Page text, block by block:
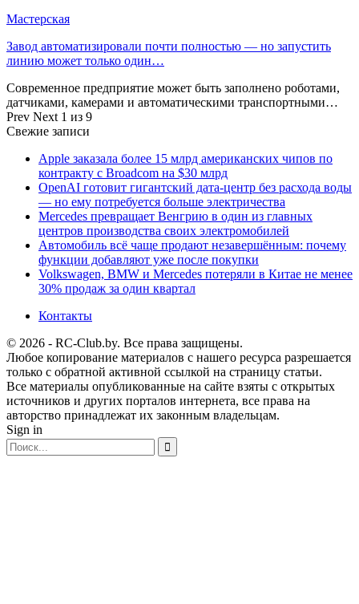
Мастерская
Завод автоматизировали почти полностью — но запустить
линию может только один…
Современное предприятие может быть заполнено роботами,
датчиками, камерами и автоматическими транспортными…
Prev Next 1 из 9
Свежие записи
Apple заказала более 15 млрд американских чипов по
контракту с Broadcom на $30 млрд
OpenAI готовит гигантский дата-центр без расхода воды
— но ему потребуется больше электричества
Mercedes превращает Венгрию в один из главных
центров производства своих электромобилей
Автомобиль всё чаще продают незавершённым: почему
функции добавляют уже после покупки
Volkswagen, BMW и Mercedes потеряли в Китае не менее
30% продаж за один квартал
Контакты
© 2026 - RC-Club.by. Все права защищены.
Любое копирование материалов с нашего ресурса разрешается
только с обратной активной ссылкой на страницу статьи.
Все материалы опубликованные на сайте взяты с открытых
источников и других порталов интернета, все права на
авторство принадлежат их законным владельцам.
Sign in